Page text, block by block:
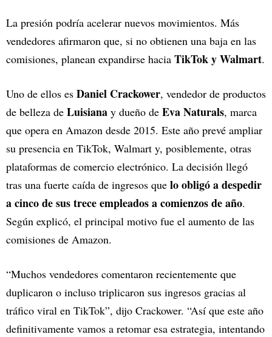
La presión podría acelerar nuevos movimientos. Más
vendedores afirmaron que, si no obtienen una baja en las
comisiones, planean expandirse hacia TikTok y Walmart.
Uno de ellos es Daniel Crackower, vendedor de productos
de belleza de Luisiana y dueño de Eva Naturals, marca
que opera en Amazon desde 2015. Este año prevé ampliar
su presencia en TikTok, Walmart y, posiblemente, otras
plataformas de comercio electrónico. La decisión llegó
tras una fuerte caída de ingresos que lo obligó a despedir
a cinco de sus trece empleados a comienzos de año.
Según explicó, el principal motivo fue el aumento de las
comisiones de Amazon.
“Muchos vendedores comentaron recientemente que
duplicaron o incluso triplicaron sus ingresos gracias al
tráfico viral en TikTok”, dijo Crackower. “Así que este año
definitivamente vamos a retomar esa estrategia, intentando